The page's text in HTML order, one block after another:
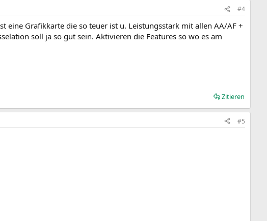
#4
Grafikkarte die so teuer ist u. Leistungsstark mit allen AA/AF +
soll ja so gut sein. Aktivieren die Features so wo es am
Zitieren
#5